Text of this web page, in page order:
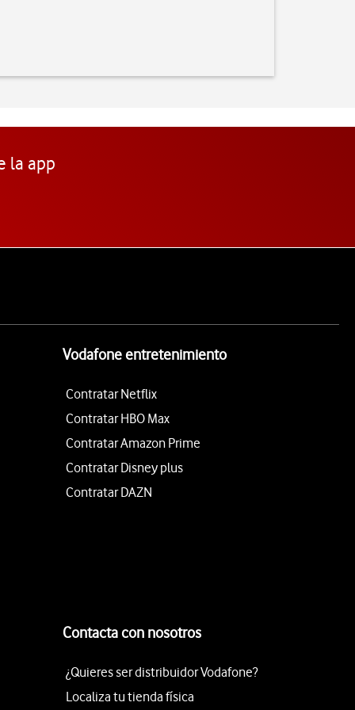
la app
Vodafone entretenimiento
Contratar Netflix
Contratar HBO Max
Contratar Amazon Prime
Contratar Disney plus
Contratar DAZN
Contacta con nosotros
¿Quieres ser distribuidor Vodafone?
Localiza tu tienda física